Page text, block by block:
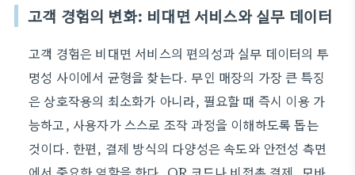
고객 경험의 변화: 비대면 서비스와 실무 데이터
고객 경험은 비대면 서비스의 편의성과 실무 데이터의 투
명성 사이에서 균형을 찾는다. 무인 매장의 가장 큰 특징
은 상호작용의 최소화가 아니라, 필요할 때 즉시 이용 가
능하고, 사용자가 스스로 조작 과정을 이해하도록 돕는
것이다. 한편, 결제 방식의 다양성은 속도와 안전성 측면